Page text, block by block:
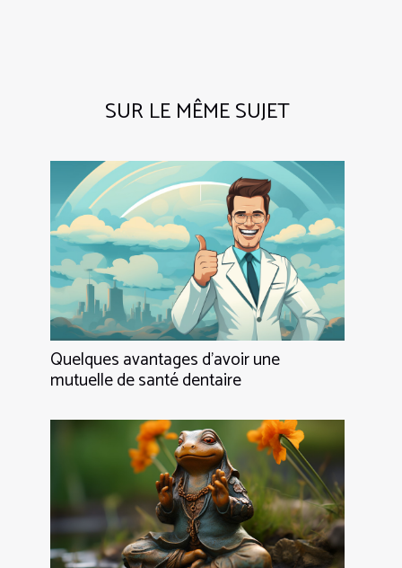
SUR LE MÊME SUJET
Quelques avantages d’avoir une
mutuelle de santé dentaire